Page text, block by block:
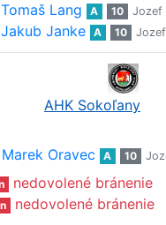
Tomaš Lang A 10
Jozef
Jakub Janke A 10
AHK Sokoľany
Marek Oravec A 10
nedovolené bránenie
nedovolené bránenie